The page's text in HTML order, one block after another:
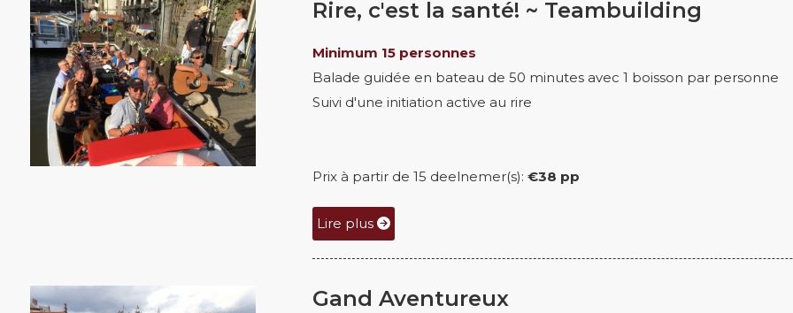
Rire, c'est la santé! ~ Teambuilding
Minimum 15 personnes
Balade guidée en bateau de 50 minutes avec 1 boisson par personne
Suivi d'une initiation active au rire
Prix à partir de 15 deelnemer(s): €38 pp
Lire plus
Gand Aventureux